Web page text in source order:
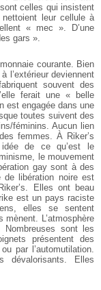
celles qui insistent
leur cellule à
« mec ». D’une
gars ».
courante. Bien
l’extérieur deviennent
souvent des
ferait une « belle
est engagée dans une
toutes suivent des
féminins. Aucun lien
femmes. À Riker’s
idée de ce qu’est le
le mouvement
gay sont à des
de libération noire est
Elles ont beau
est un pays raciste
elles se sentent
mènent. L’atmosphère
sont les
présentent des
par l’automutilation.
dévalorisants. Elles